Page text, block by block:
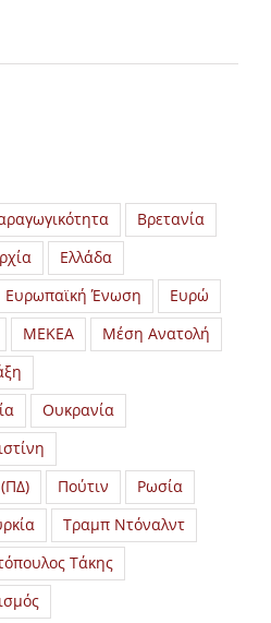
Βρετανία
Ελλάδα
Ευρωπαϊκή Ένωση
Ευρώ
ΜΕΚΕΑ
Μέση Ανατολή
Ουκρανία
Πούτιν
Ρωσία
Τραμπ Ντόναλντ
Τάκης